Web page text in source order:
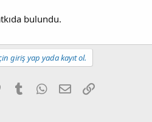
bulundu.
giriş yap yada kayıt ol.
PinterestTumblrWhatsApp
E-postaLink